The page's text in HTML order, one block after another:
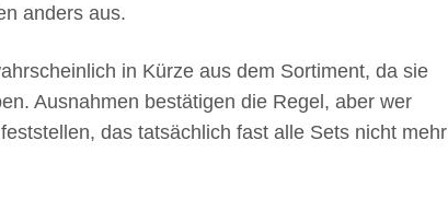
anders aus.
in Kürze aus dem Sortiment, da sie
Ausnahmen bestätigen die Regel, aber wer
das tatsächlich fast alle Sets nicht mehr